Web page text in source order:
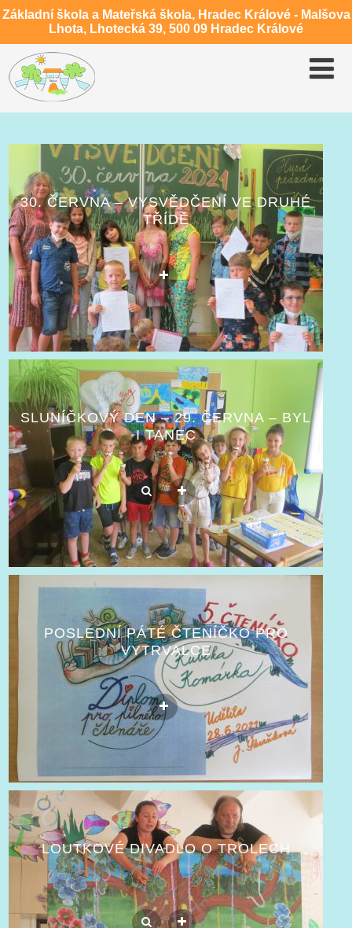
Základní škola a Mateřská škola, Hradec Králové - Malšova
Lhota, Lhotecká 39, 500 09 Hradec Králové
30. ČERVNA – VYSVĚDČENÍ VE DRUHÉ
TŘÍDĚ
SLUNÍČKOVÝ DEN – 29. ČERVNA – BYL
I TANEC
POSLEDNÍ PÁTÉ ČTENÍČKO PRO
VYTRVALCE
LOUTKOVÉ DIVADLO O TROLECH